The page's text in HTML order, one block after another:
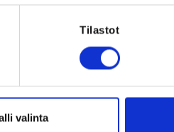
Tilastot
valinta